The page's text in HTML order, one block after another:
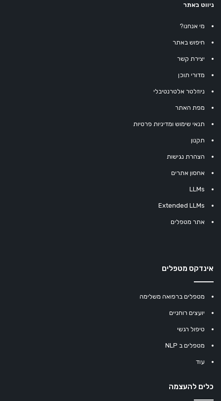
ניווט באתר
מי אנחנו?
חיפוש באתר
יצירת קשר
מדורי תוכן
ניוזלטר אלטרנטיבלי
מפת האתר
תנאי שימוש ומדיניות פרטיות
תקנון
הצהרת נגישות
אחסון אתרים
LLMs
Extended LLMs
אתר מטפלים
אינדקס מטפלים
מטפלים ברפואה משלימה
יועצים רוחניים
טיפול רגשי
מטפלים ב NLP
עוד
כלים להעצמה